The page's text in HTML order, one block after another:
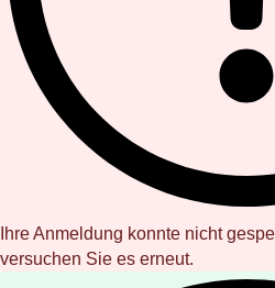
Ihre Anmeldung konnte nicht
versuchen Sie es erneut.